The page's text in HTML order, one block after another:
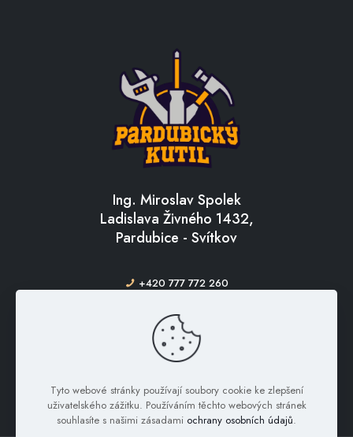
Ing. Miroslav Spolek
Ladislava Živného 1432,
Pardubice - Svítkov
+420 777 772 260
Tyto webové stránky používají soubory cookie ke zlepšení
uživatelského zážitku. Používáním těchto webových stránek
souhlasíte s našimi zásadami ochrany osobních údajů.